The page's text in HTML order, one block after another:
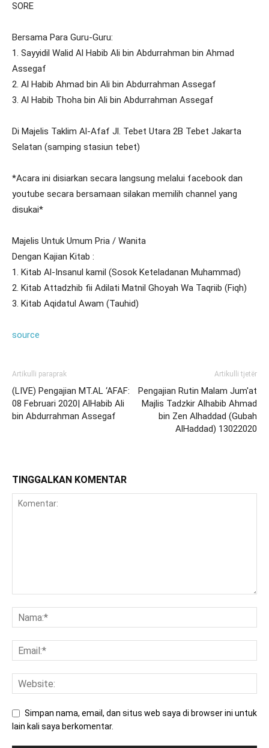
SORE
Bersama Para Guru-Guru:
1. Sayyidil Walid Al Habib Ali bin Abdurrahman bin Ahmad
Assegaf
2. Al Habib Ahmad bin Ali bin Abdurrahman Assegaf
3. Al Habib Thoha bin Ali bin Abdurrahman Assegaf
Di Majelis Taklim Al-Afaf Jl. Tebet Utara 2B Tebet Jakarta
Selatan (samping stasiun tebet)
*Acara ini disiarkan secara langsung melalui facebook dan
youtube secara bersamaan silakan memilih channel yang
disukai*
Majelis Untuk Umum Pria / Wanita
Dengan Kajian Kitab :
1. Kitab Al-Insanul kamil (Sosok Keteladanan Muhammad)
2. Kitab Attadzhib fii Adilati Matnil Ghoyah Wa Taqriib (Fiqh)
3. Kitab Aqidatul Awam (Tauhid)
source
Artikulli paraprak
(LIVE) Pengajian MT.AL ‘AFAF:
08 Februari 2020| AlHabib Ali
bin Abdurrahman Assegaf
Artikulli tjetër
Pengajian Rutin Malam Jum'at
Majlis Tadzkir Alhabib Ahmad
bin Zen Alhaddad (Gubah
AlHaddad) 13022020
TINGGALKAN KOMENTAR
Simpan nama, email, dan situs web saya di browser ini untuk
lain kali saya berkomentar.